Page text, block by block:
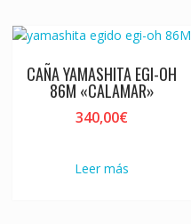
CAÑA YAMASHITA EGI-OH
86M «CALAMAR»
340,00€
Leer más